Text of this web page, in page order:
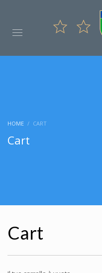
HOME CART
Cart
Cart